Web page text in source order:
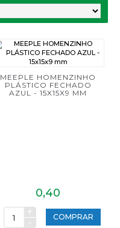
MEEPLE HOMENZINHO
PLÁSTICO FECHADO
AZUL - 15X15X9 MM
0,40
+
-
COMPRAR